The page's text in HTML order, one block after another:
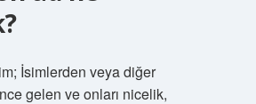
İsimlerden veya diğer
gelen ve onları nicelik,